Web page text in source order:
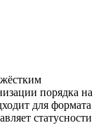
порядка на
для формата
статусности